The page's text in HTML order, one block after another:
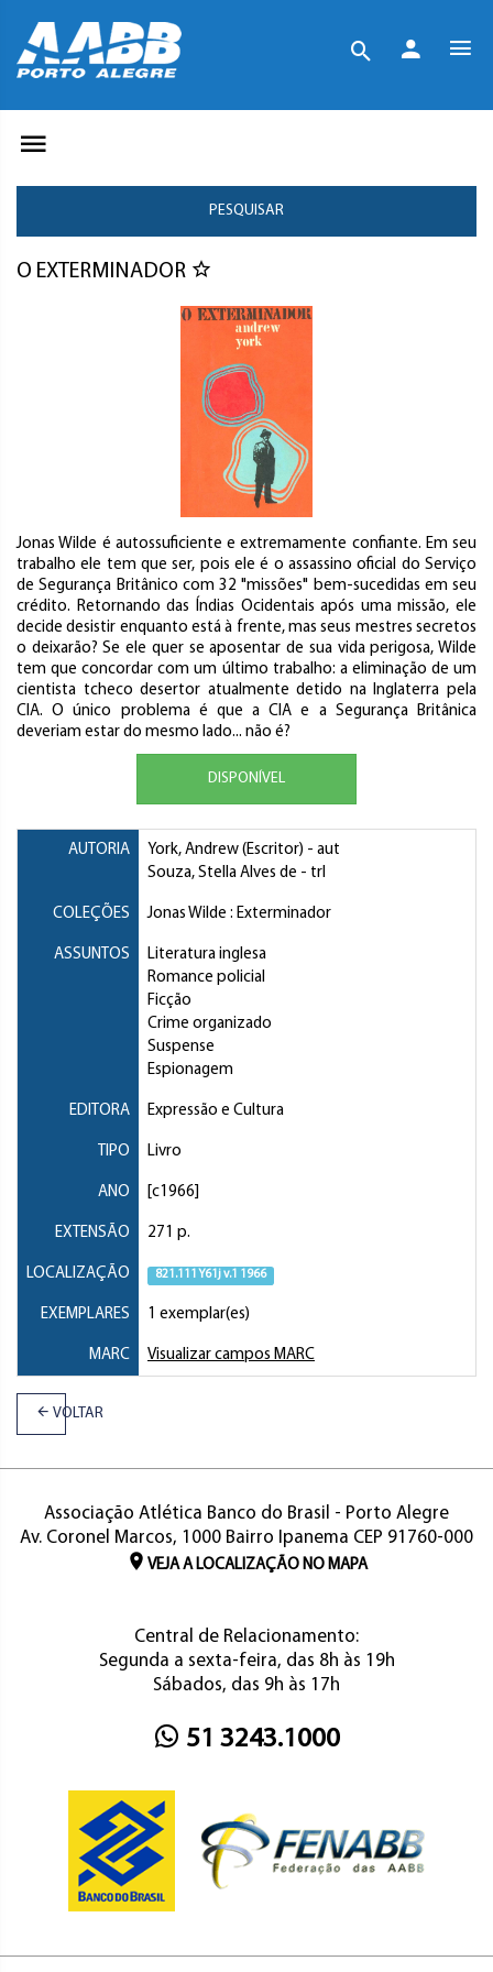
PESQUISAR
O EXTERMINADOR
Jonas Wilde é autossuficiente e extremamente confiante. Em seu
trabalho ele tem que ser, pois ele é o assassino oficial do Serviço
de Segurança Britânico com 32 "missões" bem-sucedidas em seu
crédito. Retornando das Índias Ocidentais após uma missão, ele
decide desistir enquanto está à frente, mas seus mestres secretos
o deixarão? Se ele quer se aposentar de sua vida perigosa, Wilde
tem que concordar com um último trabalho: a eliminação de um
cientista tcheco desertor atualmente detido na Inglaterra pela
CIA. O único problema é que a CIA e a Segurança Britânica
deveriam estar do mesmo lado... não é?
DISPONÍVEL
AUTORIA York, Andrew (Escritor) - aut
Souza, Stella Alves de - trl
COLEÇÕES Jonas Wilde : Exterminador
ASSUNTOS
Literatura inglesa
Romance policial
Ficção
Crime organizado
Suspense
Espionagem
EDITORA Expressão e Cultura
TIPO Livro
ANO [c1966]
EXTENSÃO 271 p.
LOCALIZAÇÃO 821.111 Y61j v.1 1966
EXEMPLARES 1 exemplar(es)
MARC Visualizar campos MARC
VOLTAR
Associação Atlética Banco do Brasil - Porto Alegre
Av. Coronel Marcos, 1000 Bairro Ipanema CEP 91760-000
VEJA A LOCALIZAÇÃO NO MAPA
Central de Relacionamento:
Segunda a sexta-feira, das 8h às 19h
Sábados, das 9h às 17h
51 3243.1000